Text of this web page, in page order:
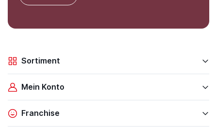
Sortiment
Mein Konto
Franchise